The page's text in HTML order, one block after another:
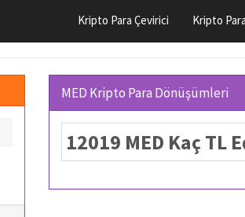
Kripto Para Çevirici Kripto
MED Kripto Para Dönüşümleri
12019 MED Kaç TL